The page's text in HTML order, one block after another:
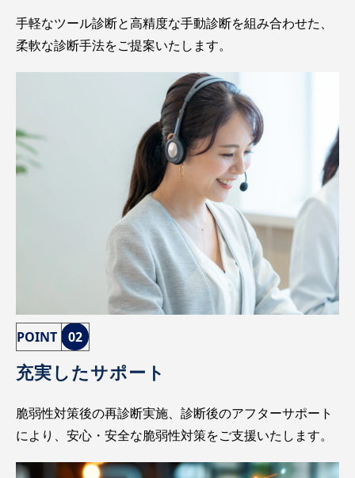
手軽なツール診断と高精度な手動診断を組み合わせた、
柔軟な診断手法をご提案いたします。
POINT 02
充実したサポート
脆弱性対策後の再診断実施、診断後のアフターサポート
により、安心・安全な脆弱性対策をご支援いたします。